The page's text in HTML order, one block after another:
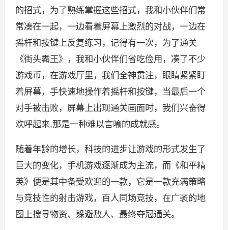
的招式，为了熟练掌握这些招式，我和小伙伴们常
常凑在一起，一边看着屏幕上激烈的对战，一边在
摇杆和按键上反复练习，记得有一次，为了通关
《街头霸王》，我和小伙伴们省吃俭用，凑了不少
游戏币，在游戏厅里，我们全神贯注，眼睛紧紧盯
着屏幕，手快速地操作着摇杆和按键，当最后一个
对手被击败，屏幕上出现通关画面时，我们兴奋得
欢呼起来,那是一种难以言喻的成就感。
随着年龄的增长，科技的进步让游戏的形式发生了
巨大的变化，手机游戏逐渐成为主流，而《和平精
英》便是其中备受欢迎的一款，它是一款充满策略
与竞技性的射击游戏，百人同场竞技，在广袤的地
图上搜寻物资、躲避敌人、最终夺冠通关。